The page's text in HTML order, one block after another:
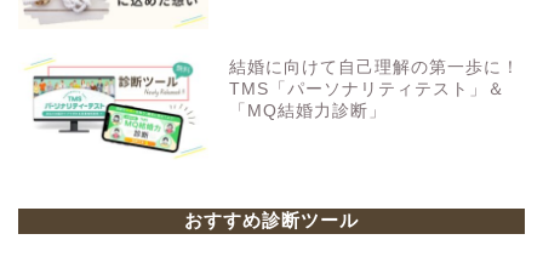
結婚に向けて自己理解の第一歩に！
TMS「パーソナリティテスト」＆
「MQ結婚力診断」
おすすめ診断ツール